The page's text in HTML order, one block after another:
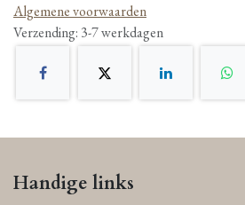
Algemene voorwaarden
Verzending: 3-7 werkdagen
Handige links